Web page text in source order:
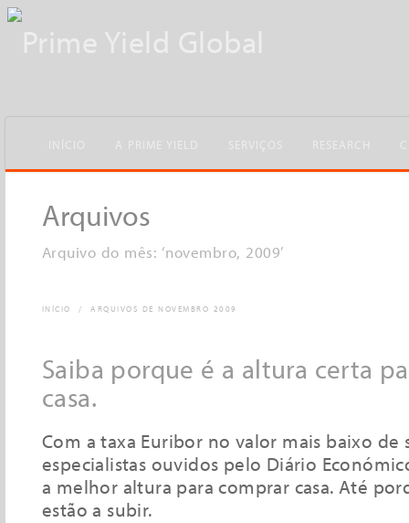
Arquivos
Arquivo do mês: ‘novembro, 2009’
INÍCIO / ARQUIVOS DE NOVEMBRO 2009
Saiba porque é a altura certa
casa.
Com a taxa Euribor no valor mais baixo de
especialistas ouvidos pelo Diário
a melhor altura para comprar casa. Até
estão a subir.